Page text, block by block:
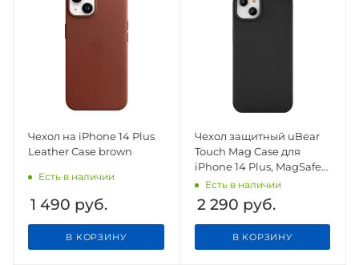
Чехол на iPhone 14 Plus
Leather Case brown
Есть в наличии
1 490 руб.
В КОРЗИНУ
Чехол защитный uBear
Touch Mag Case для
iPhone 14 Plus, MagSafe
совместимый, силикон,
софт-тач
Есть в наличии
2 290 руб.
В КОРЗИНУ